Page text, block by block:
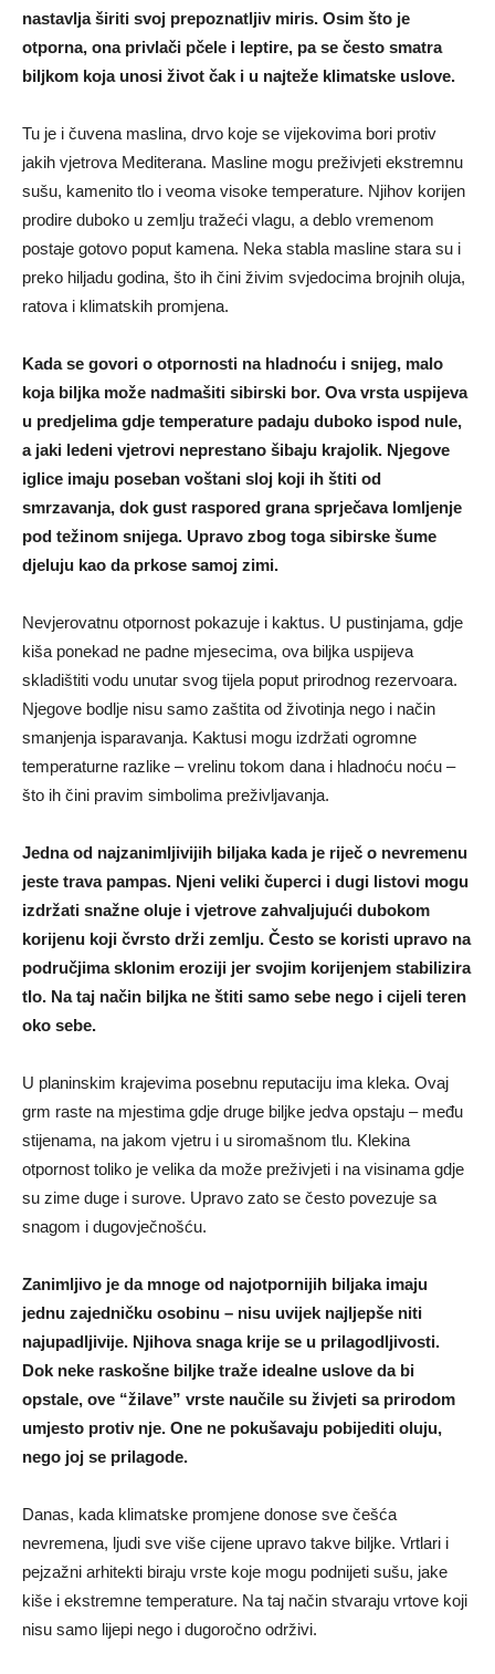
nastavlja širiti svoj prepoznatljiv miris. Osim što je
otporna, ona privlači pčele i leptire, pa se često smatra
biljkom koja unosi život čak i u najteže klimatske uslove.
Tu je i čuvena maslina, drvo koje se vijekovima bori protiv
jakih vjetrova Mediterana. Masline mogu preživjeti ekstremnu
sušu, kamenito tlo i veoma visoke temperature. Njihov korijen
prodire duboko u zemlju tražeći vlagu, a deblo vremenom
postaje gotovo poput kamena. Neka stabla masline stara su i
preko hiljadu godina, što ih čini živim svjedocima brojnih oluja,
ratova i klimatskih promjena.
Kada se govori o otpornosti na hladnoću i snijeg, malo
koja biljka može nadmašiti sibirski bor. Ova vrsta uspijeva
u predjelima gdje temperature padaju duboko ispod nule,
a jaki ledeni vjetrovi neprestano šibaju krajolik. Njegove
iglice imaju poseban voštani sloj koji ih štiti od
smrzavanja, dok gust raspored grana sprječava lomljenje
pod težinom snijega. Upravo zbog toga sibirske šume
djeluju kao da prkose samoj zimi.
Nevjerovatnu otpornost pokazuje i kaktus. U pustinjama, gdje
kiša ponekad ne padne mjesecima, ova biljka uspijeva
skladištiti vodu unutar svog tijela poput prirodnog rezervoara.
Njegove bodlje nisu samo zaštita od životinja nego i način
smanjenja isparavanja. Kaktusi mogu izdržati ogromne
temperaturne razlike – vrelinu tokom dana i hladnoću noću –
što ih čini pravim simbolima preživljavanja.
Jedna od najzanimljivijih biljaka kada je riječ o nevremenu
jeste trava pampas. Njeni veliki čuperci i dugi listovi mogu
izdržati snažne oluje i vjetrove zahvaljujući dubokom
korijenu koji čvrsto drži zemlju. Često se koristi upravo na
područjima sklonim eroziji jer svojim korijenjem stabilizira
tlo. Na taj način biljka ne štiti samo sebe nego i cijeli teren
oko sebe.
U planinskim krajevima posebnu reputaciju ima kleka. Ovaj
grm raste na mjestima gdje druge biljke jedva opstaju – među
stijenama, na jakom vjetru i u siromašnom tlu. Klekina
otpornost toliko je velika da može preživjeti i na visinama gdje
su zime duge i surove. Upravo zato se često povezuje sa
snagom i dugovječnošću.
Zanimljivo je da mnoge od najotpornijih biljaka imaju
jednu zajedničku osobinu – nisu uvijek najljepše niti
najupadljivije. Njihova snaga krije se u prilagodljivosti.
Dok neke raskošne biljke traže idealne uslove da bi
opstale, ove “žilave” vrste naučile su živjeti sa prirodom
umjesto protiv nje. One ne pokušavaju pobijediti oluju,
nego joj se prilagode.
Danas, kada klimatske promjene donose sve češća
nevremena, ljudi sve više cijene upravo takve biljke. Vrtlari i
pejzažni arhitekti biraju vrste koje mogu podnijeti sušu, jake
kiše i ekstremne temperature. Na taj način stvaraju vrtove koji
nisu samo lijepi nego i dugoročno održivi.